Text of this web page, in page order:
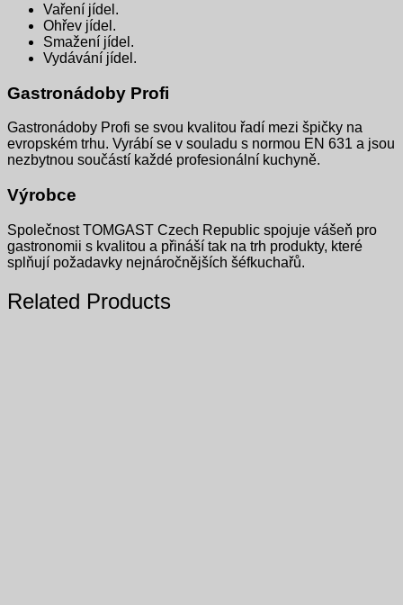
Vaření jídel.
Ohřev jídel.
Smažení jídel.
Vydávání jídel.
Gastronádoby Profi
Gastronádoby Profi se svou kvalitou řadí mezi špičky na
evropském trhu. Vyrábí se v souladu s normou EN 631 a jsou
nezbytnou součástí každé profesionální kuchyně.
Výrobce
Společnost TOMGAST Czech Republic spojuje vášeň pro
gastronomii s kvalitou a přináší tak na trh produkty, které
splňují požadavky nejnáročnějších šéfkuchařů.
Related Products